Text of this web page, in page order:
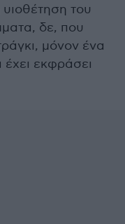
του
δε, που
μόνον ένα
εκφράσει